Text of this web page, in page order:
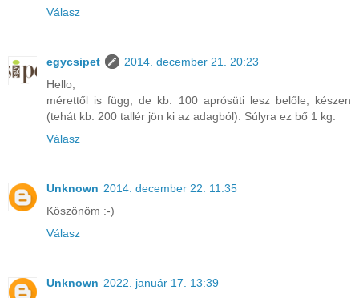
Válasz
egycsipet
2014. december 21. 20:23
Hello,
mérettől is függ, de kb. 100 aprósüti lesz belőle, készen
(tehát kb. 200 tallér jön ki az adagból). Súlyra ez bő 1 kg.
Válasz
Unknown 2014. december 22. 11:35
Köszönöm :-)
Válasz
Unknown 2022. január 17. 13:39